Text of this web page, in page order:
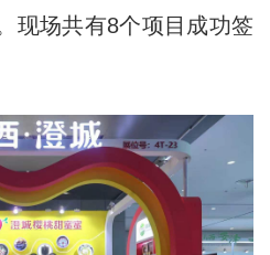
现场共有8个项目成功签